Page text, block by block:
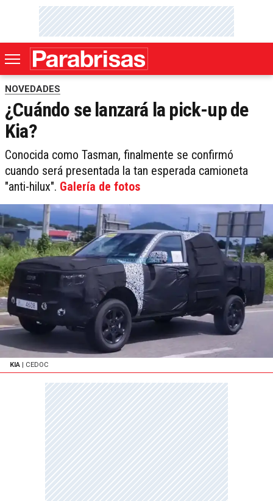
NOVEDADES
¿Cuándo se lanzará la pick-up de
Kia?
Conocida como Tasman, finalmente se confirmó
cuando será presentada la tan esperada camioneta
"anti-hilux". Galería de fotos
KIA | CEDOC